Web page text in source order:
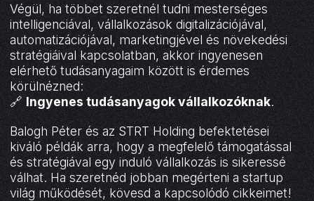
Végül, ha többet szeretnél tudni mesterséges
intelligenciával, vállalkozások digitalizációjával,
automatizációjával, marketingjével és növekedési
stratégiáival kapcsolatban, akkor ingyenesen
elérhető tudásanyagaim között is érdemes
körülnézned:
🔗 Ingyenes tudásanyagok vállalkozóknak.
Balogh Péter és az STRT Holding befektetései
kiváló példák arra, hogy a megfelelő támogatással
és stratégiával egy induló vállalkozás is sikeressé
válhat. Ha szeretnéd jobban megérteni a startup
világ működését, kövesd a kapcsolódó cikkeimet!